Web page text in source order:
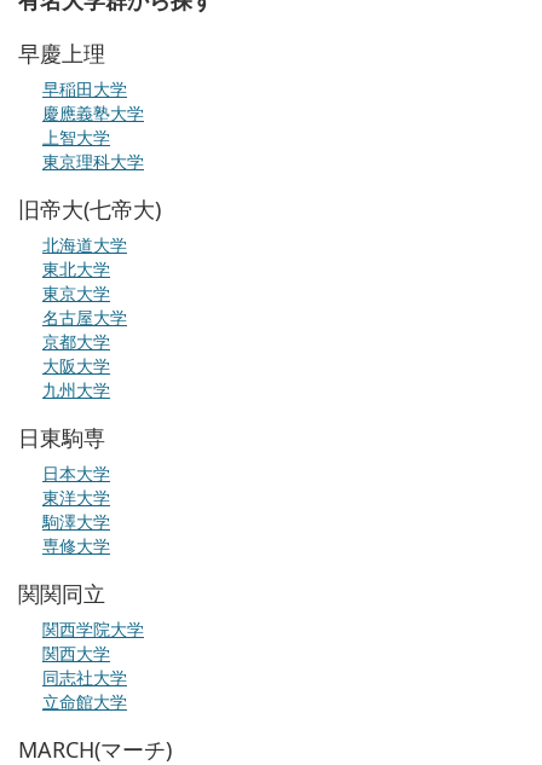
早慶上理
早稲田大学
慶應義塾大学
上智大学
東京理科大学
旧帝大(七帝大)
北海道大学
東北大学
東京大学
名古屋大学
京都大学
大阪大学
九州大学
日東駒専
日本大学
東洋大学
駒澤大学
専修大学
関関同立
関西学院大学
関西大学
同志社大学
立命館大学
MARCH(マーチ)